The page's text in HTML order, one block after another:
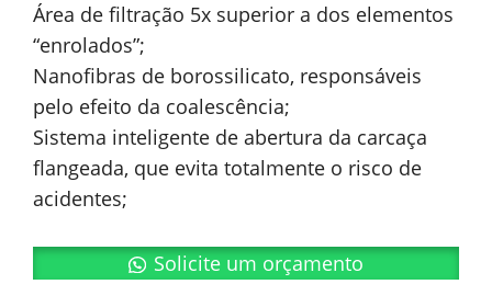
Área de filtração 5x superior a dos elementos
“enrolados”;
Nanofibras de borossilicato, responsáveis
pelo efeito da coalescência;
Sistema inteligente de abertura da carcaça
flangeada, que evita totalmente o risco de
acidentes;
Solicite um orçamento